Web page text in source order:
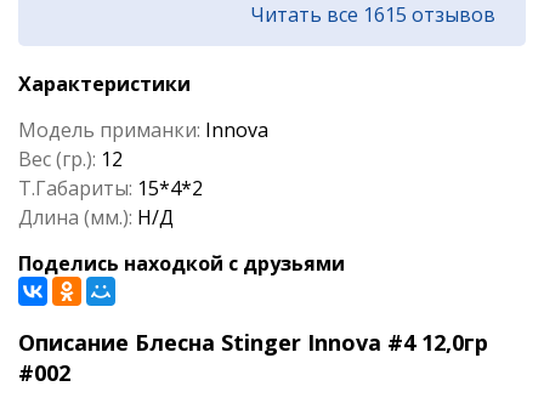
Читать все 1615 отзывов
Характеристики
Модель приманки: Innova
Вес (гр.): 12
Т.Габариты: 15*4*2
Длина (мм.): Н/Д
Поделись находкой с друзьями
Описание Блесна Stinger Innova #4 12,0гр
#002